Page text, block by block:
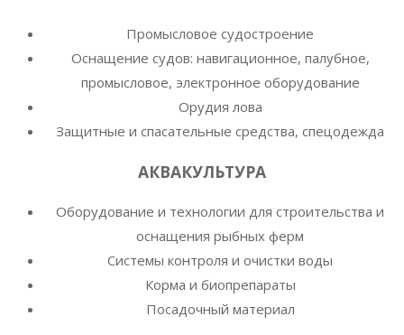
Промысловое судостроение
Оснащение судов: навигационное, палубное,
промысловое, электронное оборудование
Орудия лова
Защитные и спасательные средства, спецодежда
АКВАКУЛЬТУРА
Оборудование и технологии для строительства и
оснащения рыбных ферм
Системы контроля и очистки воды
Корма и биопрепараты
Посадочный материал